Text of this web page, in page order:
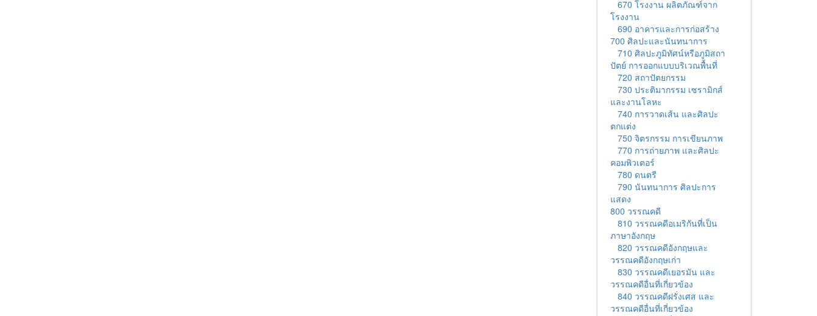
670 โรงงาน ผลิตภัณฑ์จาก
โรงงาน
690 อาคารและการก่อสร้าง
700 ศิลปะและนันทนาการ
710 ศิลปะภูมิทัศน์หรือภูมิสถา
ปัตย์ การออกแบบบริเวณพื้นที่
720 สถาปัตยกรรม
730 ประติมากรรม เซรามิกส์
และงานโลหะ
740 การวาดเส้น และศิลปะ
ตกแต่ง
750 จิตรกรรม การเขียนภาพ
770 การถ่ายภาพ และศิลปะ
คอมพิวเตอร์
780 ดนตรี
790 นันทนาการ ศิลปะการ
แสดง
800 วรรณคดี
810 วรรณคดีอเมริกันที่เป็น
ภาษาอังกฤษ
820 วรรณคดีอังกฤษและ
วรรณคดีอังกฤษเก่า
830 วรรณคดีเยอรมัน และ
วรรณคดีอื่นที่เกี่ยวข้อง
840 วรรณคดีฝรั่งเศส และ
วรรณคดีอื่นที่เกี่ยวข้อง